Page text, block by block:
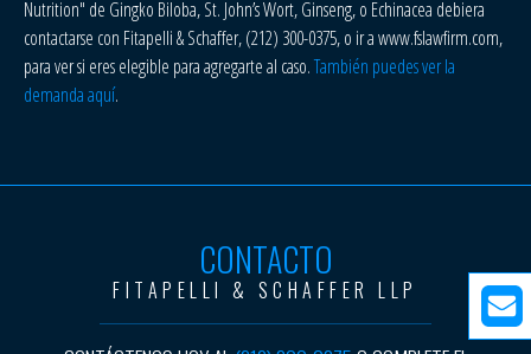
Nutrition" de Gingko Biloba, St. John’s Wort, Ginseng, o Echinacea debiera
contactarse con Fitapelli & Schaffer, (212) 300-0375, o ir a www.fslawfirm.com,
para ver si eres elegible para agregarte al caso.También puedes ver la
demanda aquí.
CONTACTO
FITAPELLI & SCHAFFER LLP